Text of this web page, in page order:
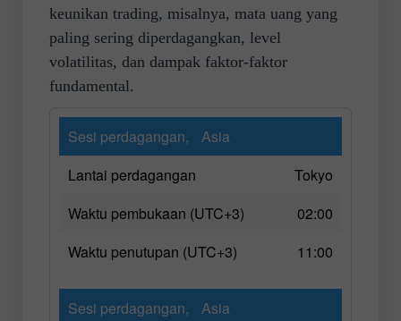
keunikan trading, misalnya, mata uang yang
paling sering diperdagangkan, level
volatilitas, dan dampak faktor-faktor
fundamental.
Sesi perdagangan,
Asia
Lantai perdagangan
Tokyo
Waktu pembukaan (UTC+3)
02:00
Waktu penutupan (UTC+3)
11:00
Sesi perdagangan,
Asia